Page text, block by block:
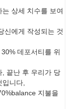
상세 치수를 보여
신에게 작성되는 것
데포서티를 위
, 끝난 후 우리가 당
입니다,
지불을